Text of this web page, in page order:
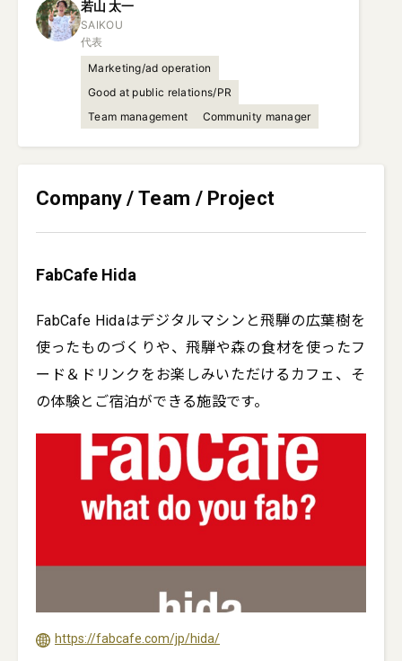
若山 太一
SAIKOU
代表
Marketing/ad operation
Good at public relations/PR
Team management
Community manager
Company / Team / Project
https://fabcafe.com/jp/hida/
FabCafe Hida
FabCafe Hidaはデジタルマシンと飛騨の広葉樹を
使ったものづくりや、飛騨や森の食材を使ったフ
ード＆ドリンクをお楽しみいただけるカフェ、そ